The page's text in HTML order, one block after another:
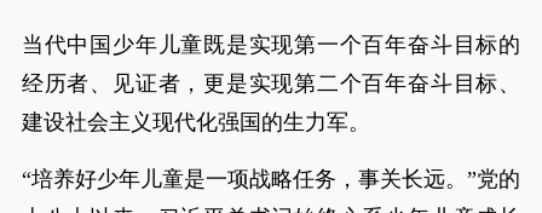
当代中国少年儿童既是实现第一个百年奋斗目标的
经历者、见证者，更是实现第二个百年奋斗目标、
建设社会主义现代化强国的生力军。
“培养好少年儿童是一项战略任务，事关长远。”党的